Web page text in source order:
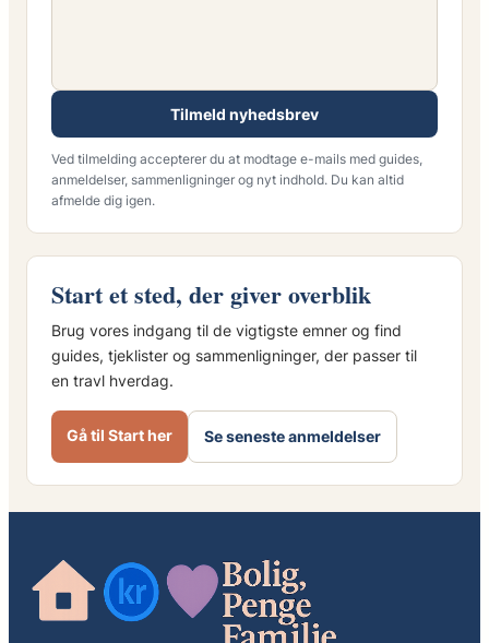
Tilmeld nyhedsbrev
Ved tilmelding accepterer du at modtage e-mails med guides,
anmeldelser, sammenligninger og nyt indhold. Du kan altid
afmelde dig igen.
Start et sted, der giver overblik
Brug vores indgang til de vigtigste emner og find
guides, tjeklister og sammenligninger, der passer til
en travl hverdag.
Gå til Start her Se seneste anmeldelser